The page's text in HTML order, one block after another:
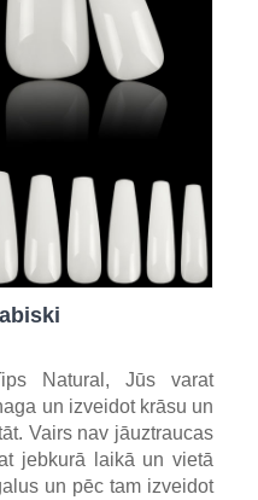
Natural, Jūs varat
un izveidot krāsu un
Vairs nav jāuztraucas
jebkurā laikā un vietā
un pēc tam izveidot